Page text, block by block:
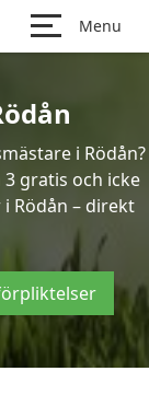
Menu
i Rödån?
gratis och icke
Rödån – direkt